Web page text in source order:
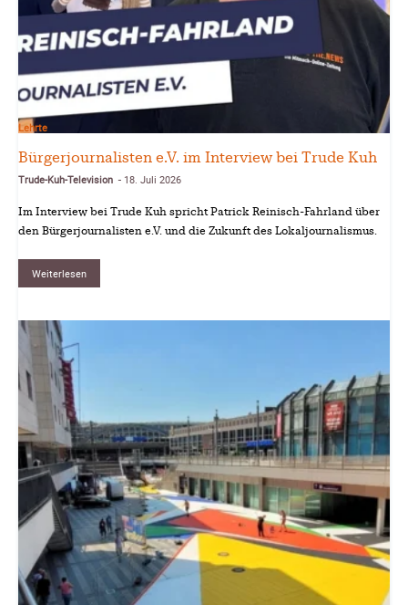
Lehrte
Bürgerjournalisten e.V. im Interview bei Trude Kuh
Trude-Kuh-Television - 18. Juli 2026
Im Interview bei Trude Kuh spricht Patrick Reinisch-Fahrland über
den Bürgerjournalisten e.V. und die Zukunft des Lokaljournalismus.
Weiterlesen